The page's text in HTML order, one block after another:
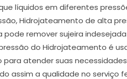
líquidos em diferentes
Hidrojateamento de alta
remover sujeira
do Hidrojateamento é
atender suas
assim a qualidade no